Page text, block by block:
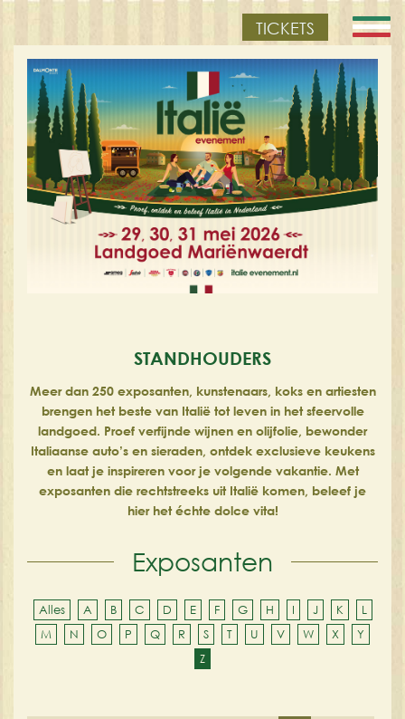
TICKETS
STANDHOUDERS
Meer dan 250 exposanten, kunstenaars, koks en artiesten
brengen het beste van Italië tot leven in het sfeervolle
landgoed. Proef verfijnde wijnen en olijfolie, bewonder
Italiaanse auto’s en sieraden, ontdek exclusieve keukens
en laat je inspireren voor je volgende vakantie. Met
exposanten die rechtstreeks uit Italië komen, beleef je
hier het échte dolce vita!
Exposanten
Alles A B C D E F G H I J K
L
M
N O P Q R S T U V W X
Y
Z